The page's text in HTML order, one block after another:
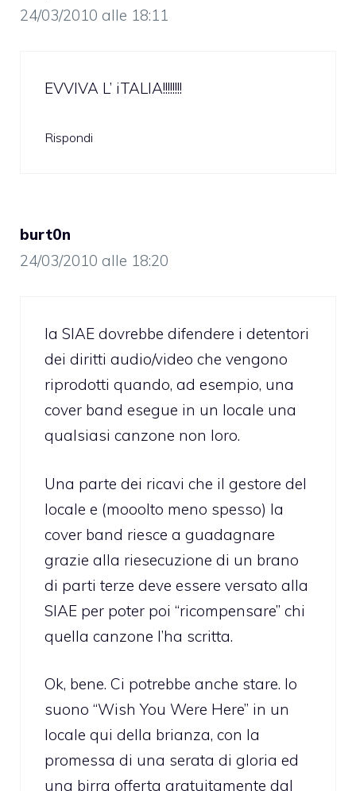
24/03/2010 alle 18:11
EVVIVA L’ iTALIA!!!!!!!!
Rispondi
burt0n
24/03/2010 alle 18:20
la SIAE dovrebbe difendere i detentori
dei diritti audio/video che vengono
riprodotti quando, ad esempio, una
cover band esegue in un locale una
qualsiasi canzone non loro.
Una parte dei ricavi che il gestore del
locale e (mooolto meno spesso) la
cover band riesce a guadagnare
grazie alla riesecuzione di un brano
di parti terze deve essere versato alla
SIAE per poter poi “ricompensare” chi
quella canzone l’ha scritta.
Ok, bene. Ci potrebbe anche stare. Io
suono “Wish You Were Here” in un
locale qui della brianza, con la
promessa di una serata di gloria ed
una birra offerta gratuitamente dal